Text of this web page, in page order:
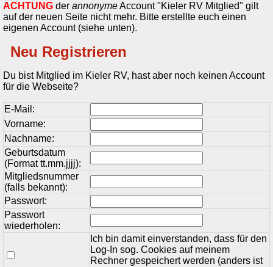
ACHTUNG der annonymeAccount "Kieler RV Mitglied" gilt
auf der neuen Seite nicht mehr. Bitte erstellte euch einen
eigenen Account (siehe unten).
Neu Registrieren
Du bist Mitglied im Kieler RV, hast aber noch keinen Account
für die Webseite?
E-Mail:
Vorname:
Nachname:
Geburtsdatum
(Format tt.mm.jjjj):
Mitgliedsnummer
(falls bekannt):
Passwort:
Passwort
wiederholen:
Ich bin damit einverstanden, dass für den
Log-In sog. Cookies auf meinem
Rechner gespeichert werden (anders ist